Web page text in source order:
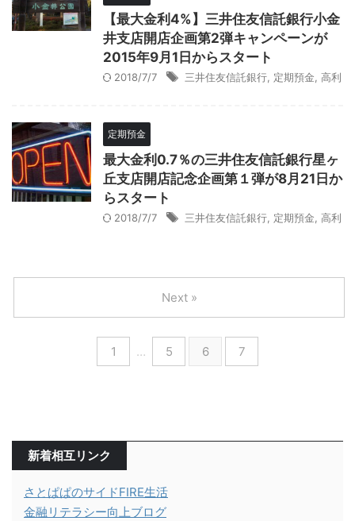
【最大金利4%】三井住友信託銀行小金
井支店開店企画第2弾キャンペーンが
2015年9月1日からスタート
2018/7/7 三井住友信託銀行 定期預金 高利
定期預金
最大金利0.7％の三井住友信託銀行星ヶ
丘支店開店記念企画第１弾が8月21日か
らスタート
2018/7/7 三井住友信託銀行 定期預金 高利
1 … 5 6 7
Next »
新着相互リンク
さとぱぱのサイドFIRE生活
金融リテラシー向上ブログ